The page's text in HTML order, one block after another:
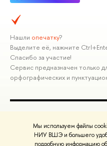
Мы используем файлы
НИУ ВШЭ и большего
подробную информацию
Нашли опечатку?
Выделите её, нажмите
Спасибо за участие!
Сервис предназначен только
орфографических и
Министерство науки и